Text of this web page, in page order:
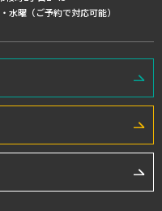
水曜（ご予約で対応可能）